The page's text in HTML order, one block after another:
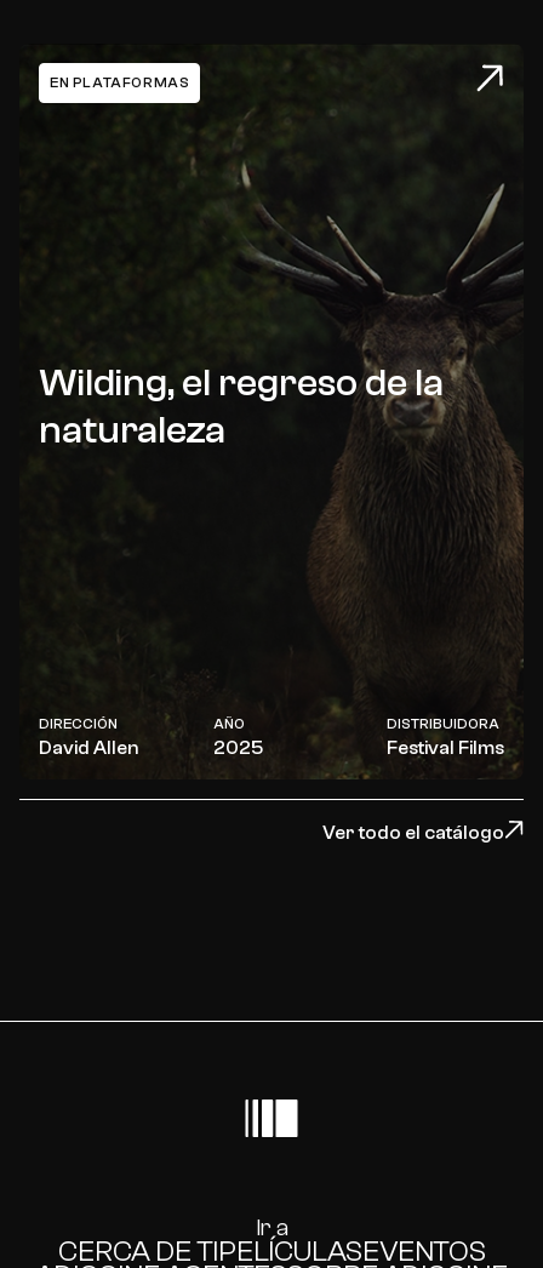
EN PLATAFORMAS
Wilding, el regreso de la
naturaleza
DIRECCIÓN
David Allen
AÑO
2025
DISTRIBUIDORA
Festival Films
Ver todo el catálogo
Ir a
CERCA DE TIPELÍCULASEVENTOS